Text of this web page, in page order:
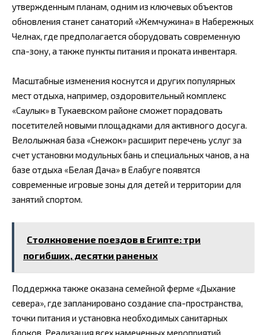
утвержденным планам, одним из ключевых объектов
обновления станет санаторий «Жемчужина» в Набережных
Челнах, где предполагается оборудовать современную
спа-зону, а также пункты питания и проката инвентаря.
Масштабные изменения коснутся и других популярных
мест отдыха, например, оздоровительный комплекс
«Саулык» в Тукаевском районе сможет порадовать
посетителей новыми площадками для активного досуга.
Велолыжная база «Снежок» расширит перечень услуг за
счет установки модульных бань и специальных чанов, а на
базе отдыха «Белая Дача» в Елабуге появятся
современные игровые зоны для детей и территории для
занятий спортом.
Столкновение поездов в Египте: три
погибших, десятки раненых
Поддержка также оказана семейной ферме «Дыхание
севера», где запланировано создание спа-пространства,
точки питания и установка необходимых санитарных
блоков. Реализация всех намеченных мероприятий